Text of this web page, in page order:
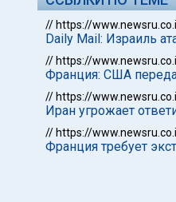
// https://
Daily Mail: Израиль
// https://
Франция: США
// https://
Иран угрожает
// https://
Франция требует